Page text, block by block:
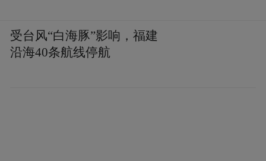
受台风“白海豚”影响，福建
沿海40条航线停航